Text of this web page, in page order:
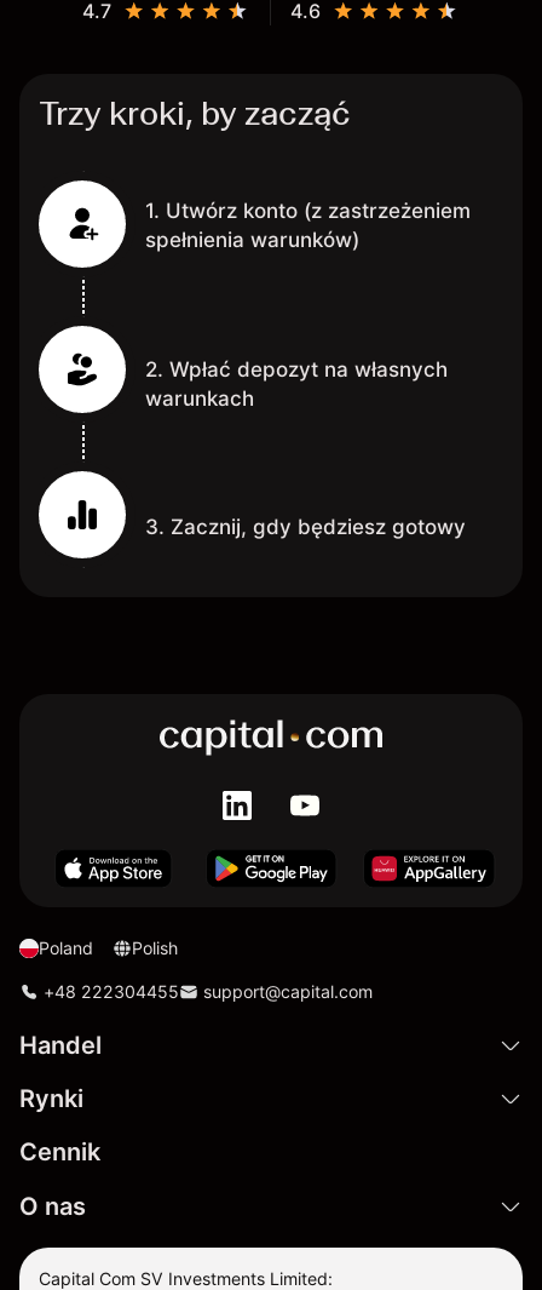
4.7 4.6
Trzy kroki, by zacząć
1. Utwórz konto (z zastrzeżeniem
spełnienia warunków)
2. Wpłać depozyt na własnych
warunkach
3. Zacznij, gdy będziesz gotowy
Poland Polish
+48 222304455 support@capital.com
Handel
Rynki
Cennik
O nas
Capital Com SV Investments Limited: